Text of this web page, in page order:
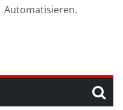
Automatisieren.